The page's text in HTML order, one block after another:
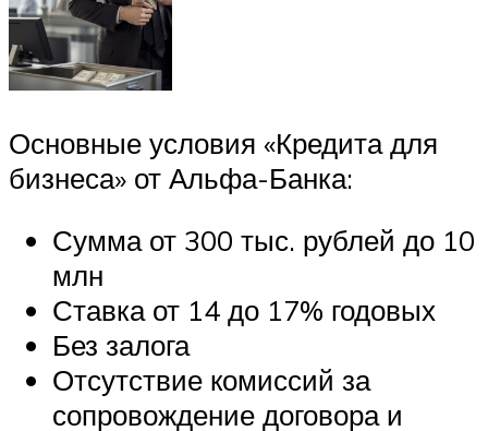
Основные условия «Кредита для
бизнеса» от Альфа-Банка:
Сумма от 300 тыс. рублей до 10
млн
Ставка от 14 до 17% годовых
Без залога
Отсутствие комиссий за
сопровождение договора и